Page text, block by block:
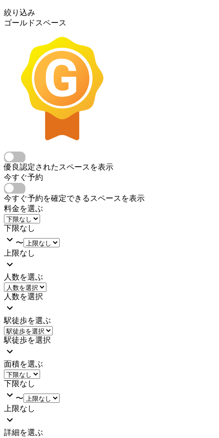
絞り込み
ゴールドスペース
優良認定されたスペースを表示
今すぐ予約
今すぐ予約を確定できるスペースを表示
料金を選ぶ
下限なし
〜
上限なし
人数を選ぶ
人数を選択
駅徒歩を選ぶ
駅徒歩を選択
面積を選ぶ
下限なし
〜
上限なし
詳細を選ぶ